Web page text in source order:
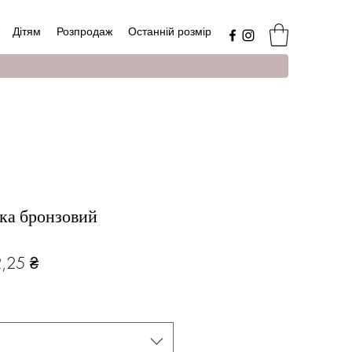
Дітям Розпродаж Останній розмір
бронзовий
₴За